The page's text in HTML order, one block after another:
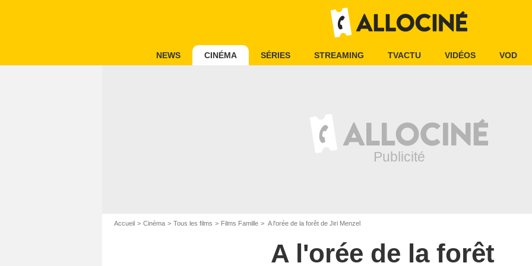
NEWS CINÉMA SÉRIES STREAMING TVACTU VIDÉOS VOD
Accueil Cinéma Tous les films Films Famille A l'orée de la forêt de Jiri Menzel
A l'orée de la forêt